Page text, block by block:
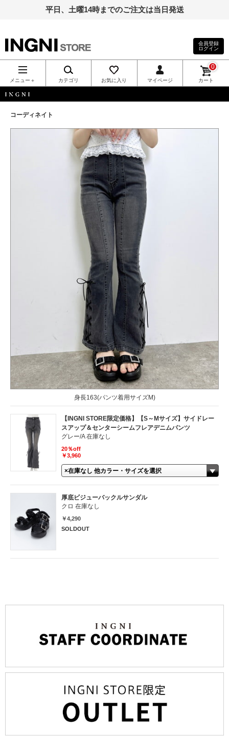
平日、土曜14時までのご注文は当日発送
INGNI（イン
グ）公式通
販｜INGNI
STORE
会員登録
ログイン
メニュー＋ カテゴリ お気に入り マイページ カート
0
コーディネイト
身長163(パンツ着用サイズM)
【INGNI STORE限定価格】【S～Mサイズ】サイドレー
スアップ＆センターシームフレアデニムパンツ
グレー/A 在庫なし
20％off
￥3,960
厚底ビジューバックルサンダル
クロ 在庫なし
￥4,290
SOLDOUT